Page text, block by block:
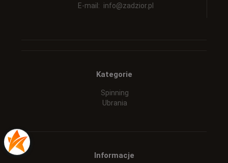
E-mail: info@zadzior.pl
Kategorie
Spinning
Ubrania
Informacje